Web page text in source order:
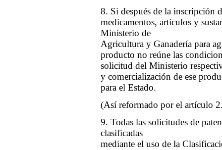
8. Si después de la inscripción
medicamentos, artículos y
Ministerio de
Agricultura y Ganadería para
producto no reúne las
solicitud del Ministerio
y comercialización de ese
para el Estado.
(Así reformado por el artículo
9. Todas las solicitudes de
clasificadas
mediante el uso de la